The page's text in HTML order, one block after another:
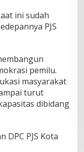
ini sudah
PJS
pemilu.
masyarakat
turut
dibidang
DPC PJS Kota